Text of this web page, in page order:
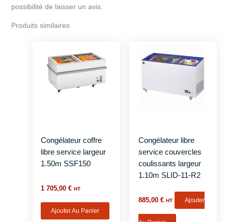
possibilité de laisser un avis.
Produits similaires
Congélateur coffre
libre service largeur
1.50m SSF150
1 705,00€ HT
Ajouter Au Panier
Congélateur libre
service couvercles
coulissants largeur
1.10m SLID-11-R2
885,00 € HT Ajouter